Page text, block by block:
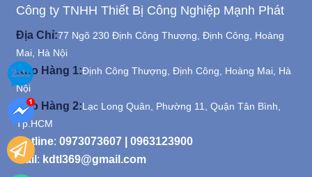
Công ty TNHH Thiết Bị Công Nghiệp Mạnh Phát
Địa Chỉ:77 Ngõ 230 Định Công Thượng, Định Công, Hoàng
Mai, Hà Nội
Kho Hàng 1:Định Công Thượng, Định Công, Hoàng Mai, Hà
Nội
Kho Hàng 2:Lạc Long Quân, Phường 11, Quận Tân Bình,
Tp.HCM
Hotline: 0973073607
0963123900
Mail : kdtl369@gmail.com